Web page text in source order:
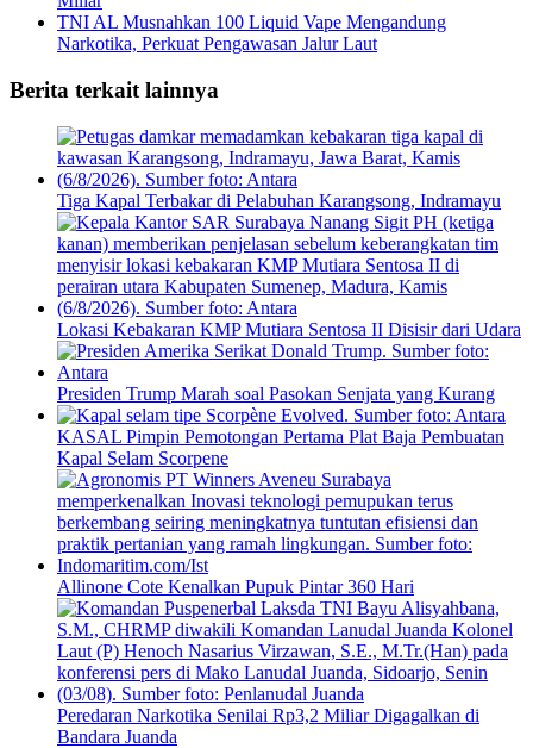
TNI AL Musnahkan 100 Liquid Vape Mengandung
Narkotika, Perkuat Pengawasan Jalur Laut
Berita terkait lainnya
Tiga Kapal Terbakar di Pelabuhan Karangsong, Indramayu
Lokasi Kebakaran KMP Mutiara Sentosa II Disisir dari Udara
Presiden Trump Marah soal Pasokan Senjata yang Kurang
KASAL Pimpin Pemotongan Pertama Plat Baja Pembuatan
Kapal Selam Scorpene
Allinone Cote Kenalkan Pupuk Pintar 360 Hari
Peredaran Narkotika Senilai Rp3,2 Miliar Digagalkan di
Bandara Juanda